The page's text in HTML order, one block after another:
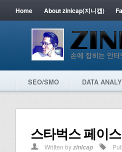
Home About zinicap(지니캡)
SEO/SMO DATA
스타벅스 페이
Written byzinicap